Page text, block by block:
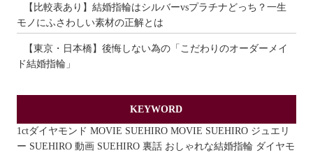
【比較表あり】結婚指輪はシルバーvsプラチナどっち？一生
モノにふさわしい素材の正解とは
【東京・日本橋】後悔しない為の「こだわりのオーダーメイ
ド結婚指輪」
KEYWORD
1ctダイヤモンド MOVIE SUEHIRO MOVIE SUEHIRO ジュエリ
ー SUEHIRO 動画 SUEHIRO 裏話 おしゃれな結婚指輪 ダイヤモ